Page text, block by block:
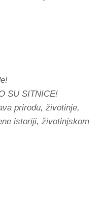
SU SITNICE!
prirodu, životinje,
istoriji, životinjskom